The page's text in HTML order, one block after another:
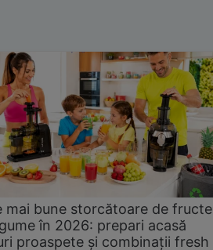
mai bune storcătoare de fructe
în 2026: prepari acasă
proaspete și combinații fresh